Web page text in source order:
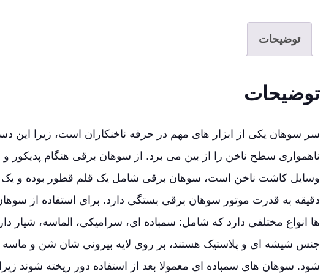
توضیحات
توضیحات
سر سوهان یکی از ابزار های مهم در حرفه ناخنکاران است، زیرا
ناهمواری سطح ناخن را از بین می برد. از سوهان برقی هنگام پدیکور و
وسایل کاشت ناخن است، سوهان برقی شامل یک قلم قطور بوده و یک
دقیقه به قدرت موتور سوهان برقی بستگی دارد. برای استفاده از
ها انواع مختلفی دارد که شامل: سمباده ای، سرامیکی، الماسه،
جنس شیشه ای و پلاستیک هستند، بر روی لایه بیرونی شان شن و
شود. سوهان های سمباده ای معمولا بعد از استفاده دور ریخته شوند